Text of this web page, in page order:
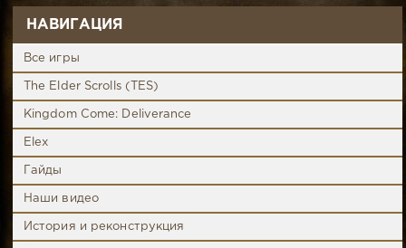
НАВИГАЦИЯ
Все игры
The Elder Scrolls (TES)
Kingdom Come: Deliverance
Elex
Гайды
Наши видео
История и реконструкция